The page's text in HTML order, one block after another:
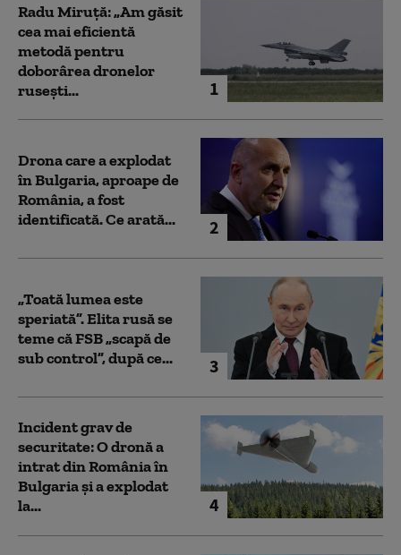
1
Radu Miruță: „Am găsit
cea mai eficientă
metodă pentru
doborârea dronelor
rusești...
2
Drona care a explodat
în Bulgaria, aproape de
România, a fost
identificată. Ce arată...
3
„Toată lumea este
speriată”. Elita rusă se
teme că FSB „scapă de
sub control”, după ce...
4
Incident grav de
securitate: O dronă a
intrat din România în
Bulgaria şi a explodat
la...